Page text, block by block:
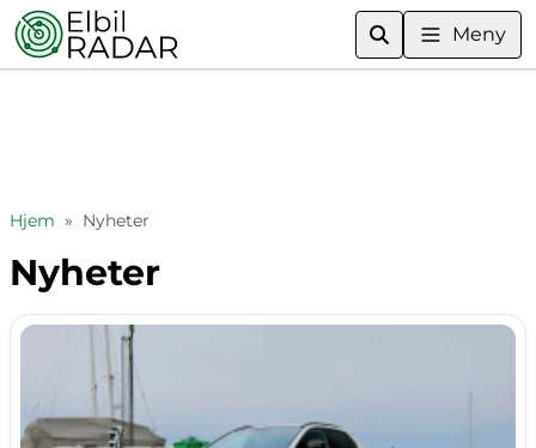
Meny
Hjem » Nyheter
Nyheter